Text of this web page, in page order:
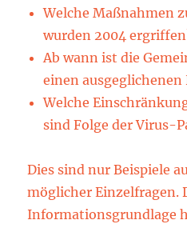
Welche Maßnahmen
wurden 2004
Ab wann ist die
einen ausgeglichenen
Welche
sind Folge der Virus-
Dies sind nur Beispiele
möglicher Einzelfragen.
Informationsgrundlage